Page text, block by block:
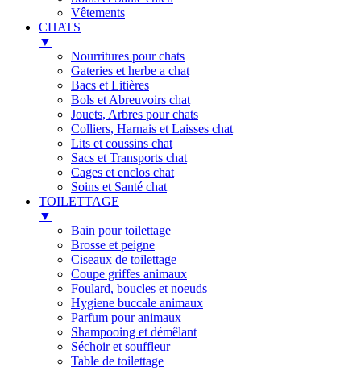
Vêtements
CHATS
▼
Nourritures pour chats
Gateries et herbe a chat
Bacs et Litières
Bols et Abreuvoirs chat
Jouets, Arbres pour chats
Colliers, Harnais et Laisses chat
Lits et coussins chat
Sacs et Transports chat
Cages et enclos chat
Soins et Santé chat
TOILETTAGE
▼
Bain pour toilettage
Brosse et peigne
Ciseaux de toilettage
Coupe griffes animaux
Foulard, boucles et noeuds
Hygiene buccale animaux
Parfum pour animaux
Shampooing et démêlant
Séchoir et souffleur
Table de toilettage